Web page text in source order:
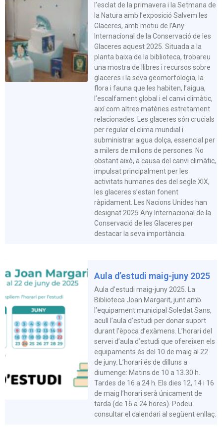
l’esclat de la primavera i la Setmana de
la Natura amb l’exposició Salvem les
Glaceres, amb motiu de l’Any
Internacional de la Conservació de les
Glaceres aquest 2025. Situada a la
planta baixa de la biblioteca, trobareu
una mostra de llibres i recursos sobre
glaceres i la seva geomorfologia, la
flora i fauna que les habiten, l’aigua,
l’escalfament global i el canvi climàtic,
així com altres matèries estretament
relacionades. Les glaceres són crucials
per regular el clima mundial i
subministrar aigua dolça, essencial per
a milers de milions de persones. No
obstant això, a causa del canvi climàtic,
impulsat principalment per les
activitats humanes des del segle XIX,
les glaceres s’estan fonent
ràpidament. Les Nacions Unides han
designat 2025 Any Internacional de la
Conservació de les Glaceres per
destacar la seva importància.
Aula d’estudi maig-juny 2025
Aula d’estudi maig-juny 2025. La
Biblioteca Joan Margarit, junt amb
l’equipament municipal Soledat Sans,
acull l’aula d’estudi per donar suport
durant l’època d’exàmens. L’horari del
servei d’aula d’estudi que ofereixen els
equipaments és del 10 de maig al 22
de juny. L’horari és de dilluns a
diumenge: Matins de 10 a 13.30 h.
Tardes de 16 a 24 h. Els dies 12, 14 i 16
de maig l’horari serà únicament de
tarda (de 16 a 24 hores). Podeu
consultar el calendari al següent enllaç.